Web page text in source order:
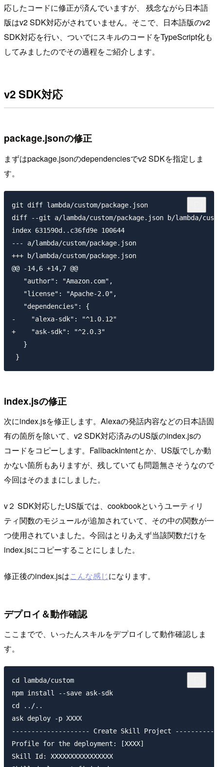
応したコードに修正が済んでいますが、 残念ながら日本語
版はv2 SDK対応がされていません。そこで、日本語版のv2
SDK対応を行い、ついでにスキルのコードをTypeScript化も
してみましたのでその過程をご紹介します。
v2 SDK対応
package.jsonの修正
まずはpackage.jsonのdependenciesでv2 SDKを指定しま
す。
git diff lambda/custom/package.json
diff --git a/lambda/custom/package.json b/lambda/
index 631590d..c36fd9e 100644
--- a/lambda/custom/package.json
+++ b/lambda/custom/package.json
@@ -14,6 +14,7 @@
   "author": "Amazon.com",
   "license": "Apache-2.0",
   "dependencies": {
-    "alexa-sdk": "^1.0.12"
+    "ask-sdk": "^2.0.3"
   }
index.jsの修正
次にindex.jsを修正します。Alexaの発話内容などの日本語固
有の箇所を除いて、v2 SDK対応済みのUS版のindex.jsの
コードをコピーします。FallbackIntentとか、US版でしか動
かない箇所もありますが、残していても問題無さそうなので
今回はそのままにしました。
v２ SDK対応したUS版では、cookbookというユーティリ
ティ関数のモジュールが追加されていて、その中の関数が一
つ使用されていました。今回はとりあえず当該関数だけを
index.jsにコピーすることにしました。
修正後のindex.jsはこんな感じになります。
デプロイ＆動作確認
ここまでで、いったんスキルをデプロイして動作確認しま
す。
cd lambda/custom
npm install --save ask-sdk
cd ../..
ask deploy -p XXXX
-------------------- Create Skill Project
Profile for the deployment: [XXXX]
Skill Id: XXXXXXXXXXXXXXXX